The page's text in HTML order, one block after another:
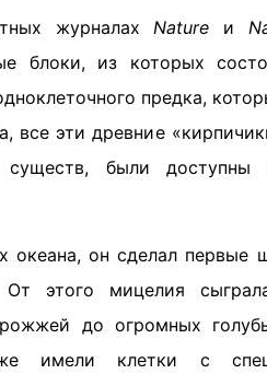
журналахNature и
блоки, из которых
предка,
все эти древние
были доступны
он сделал первые
От этого мицелия
до огромных
имели клетки с